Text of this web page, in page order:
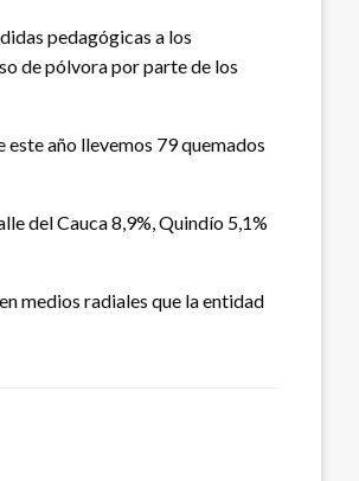
pedagógicas a los
de pólvora por parte de los
año llevemos 79 quemados
del Cauca 8,9%, Quindío 5,1%
medios radiales que la entidad